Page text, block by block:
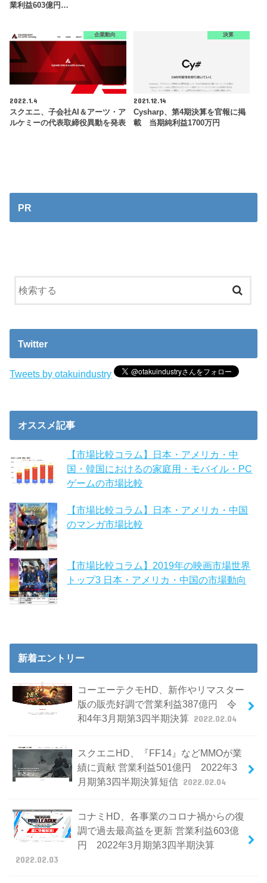
業利益603億円…
企業動向
2022.1.4
スクエニ、子会社AI＆アーツ・ア
ルケミーの代表取締役異動を発表
決算
2021.12.14
Cysharp、第4期決算を官報に掲
載 当期純利益1700万円
PR
Twitter
Tweets by otakuindustry
オススメ記事
【市場比較コラム】日本・アメリカ・中
国・韓国におけるの家庭用・モバイル・PC
ゲームの市場比較
【市場比較コラム】日本・アメリカ・中国
のマンガ市場比較
【市場比較コラム】2019年の映画市場世界
トップ3 日本・アメリカ・中国の市場動向
新着エントリー
コーエーテクモHD、新作やリマスター
版の販売好調で営業利益387億円 令
和4年3月期第3四半期決算 2022.02.04
スクエニHD、『FF14』などMMOが業
績に貢献 営業利益501億円 2022年3
月期第3四半期決算短信 2022.02.04
コナミHD、各事業のコロナ禍からの復
調で過去最高益を更新 営業利益603億
円 2022年3月期第3四半期決算
2022.02.03